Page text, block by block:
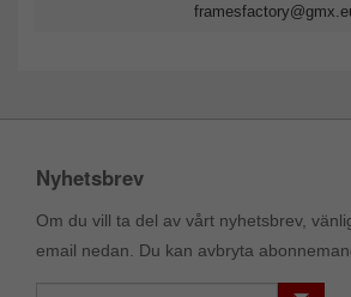
Nyhetsbrev
Om du vill ta del av vårt nyhetsbrev,
email nedan. Du kan avbryta